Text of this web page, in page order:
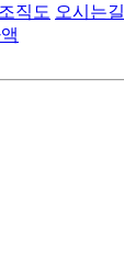
조직도 오시는길